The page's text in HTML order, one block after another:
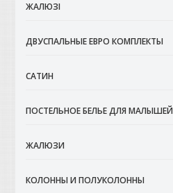
ЖАЛЮЗІ
ДВУСПАЛЬНЫЕ ЕВРО КОМПЛЕКТЫ
САТИН
ПОСТЕЛЬНОЕ БЕЛЬЕ ДЛЯ МАЛЫШЕЙ
ЖАЛЮЗИ
КОЛОННЫ И ПОЛУКОЛОННЫ